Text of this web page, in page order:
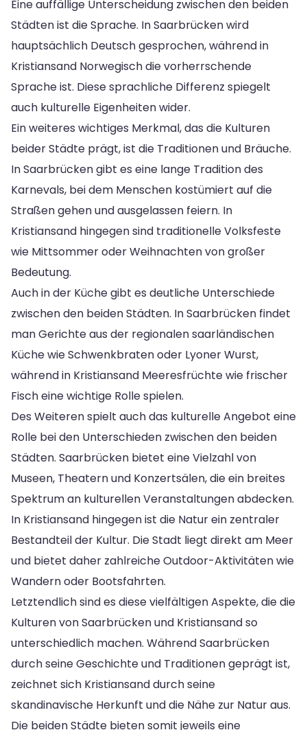
Eine auffällige Unterscheidung zwischen den beiden
Städten ist die Sprache. In Saarbrücken wird
hauptsächlich Deutsch gesprochen, während in
Kristiansand Norwegisch die vorherrschende
Sprache ist. Diese sprachliche Differenz spiegelt
auch kulturelle Eigenheiten wider.
Ein weiteres wichtiges Merkmal, das die Kulturen
beider Städte prägt, ist die Traditionen und Bräuche.
In Saarbrücken gibt es eine lange Tradition des
Karnevals, bei dem Menschen kostümiert auf die
Straßen gehen und ausgelassen feiern. In
Kristiansand hingegen sind traditionelle Volksfeste
wie Mittsommer oder Weihnachten von großer
Bedeutung.
Auch in der Küche gibt es deutliche Unterschiede
zwischen den beiden Städten. In Saarbrücken findet
man Gerichte aus der regionalen saarländischen
Küche wie Schwenkbraten oder Lyoner Wurst,
während in Kristiansand Meeresfrüchte wie frischer
Fisch eine wichtige Rolle spielen.
Des Weiteren spielt auch das kulturelle Angebot eine
Rolle bei den Unterschieden zwischen den beiden
Städten. Saarbrücken bietet eine Vielzahl von
Museen, Theatern und Konzertsälen, die ein breites
Spektrum an kulturellen Veranstaltungen abdecken.
In Kristiansand hingegen ist die Natur ein zentraler
Bestandteil der Kultur. Die Stadt liegt direkt am Meer
und bietet daher zahlreiche Outdoor-Aktivitäten wie
Wandern oder Bootsfahrten.
Letztendlich sind es diese vielfältigen Aspekte, die die
Kulturen von Saarbrücken und Kristiansand so
unterschiedlich machen. Während Saarbrücken
durch seine Geschichte und Traditionen geprägt ist,
zeichnet sich Kristiansand durch seine
skandinavische Herkunft und die Nähe zur Natur aus.
Die beiden Städte bieten somit jeweils eine